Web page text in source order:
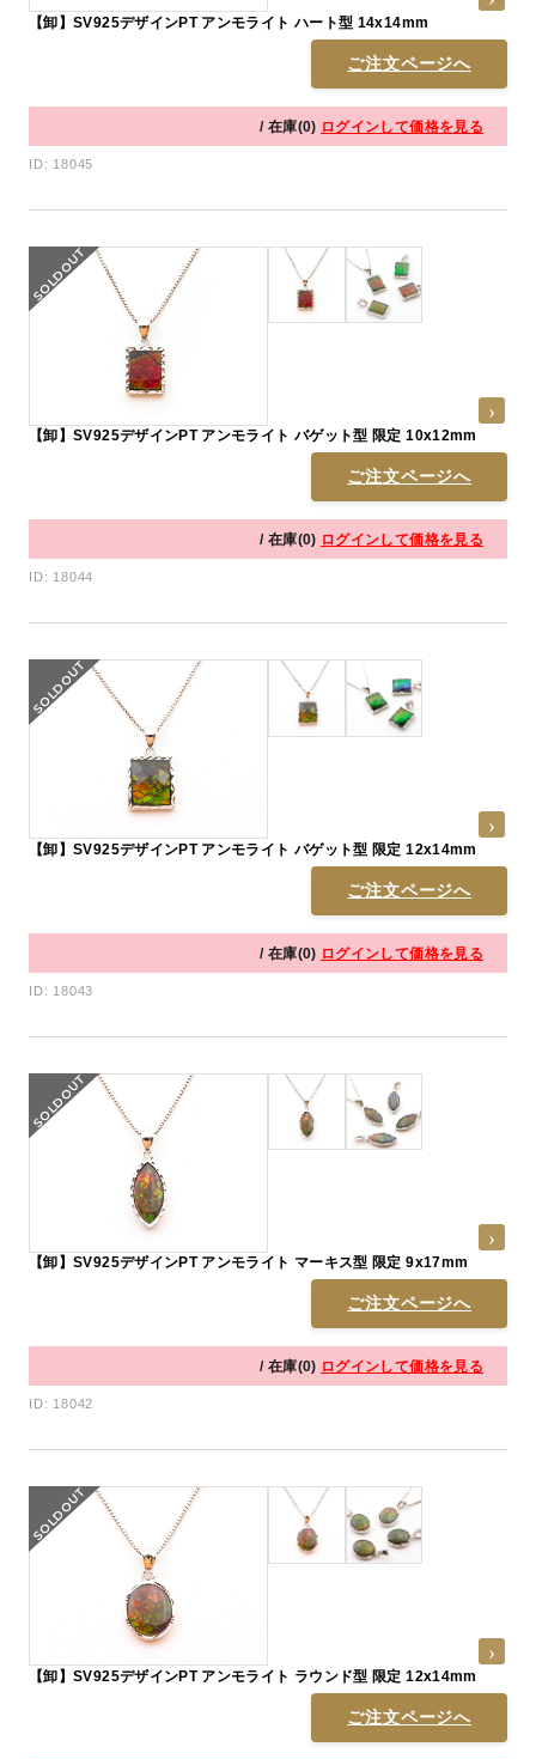
【卸】SV925デザインPT アンモライト ハート型 14x14mm
ご注文ページへ
/ 在庫(0) ログインして価格を見る
ID: 18045
【卸】SV925デザインPT アンモライト バゲット型 限定 10x12mm
ご注文ページへ
/ 在庫(0) ログインして価格を見る
ID: 18044
【卸】SV925デザインPT アンモライト バゲット型 限定 12x14mm
ご注文ページへ
/ 在庫(0) ログインして価格を見る
ID: 18043
【卸】SV925デザインPT アンモライト マーキス型 限定 9x17mm
ご注文ページへ
/ 在庫(0) ログインして価格を見る
ID: 18042
【卸】SV925デザインPT アンモライト ラウンド型 限定 12x14mm
ご注文ページへ